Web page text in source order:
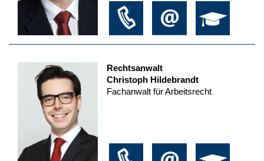
Rechtsanwalt
Christoph Hildebrandt
Fachanwalt für Arbeitsrecht